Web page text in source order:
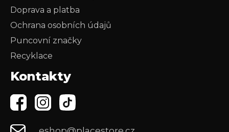
Doprava a platba
Ochrana osobních údajů
Puncovní značky
Recyklace
Kontakty